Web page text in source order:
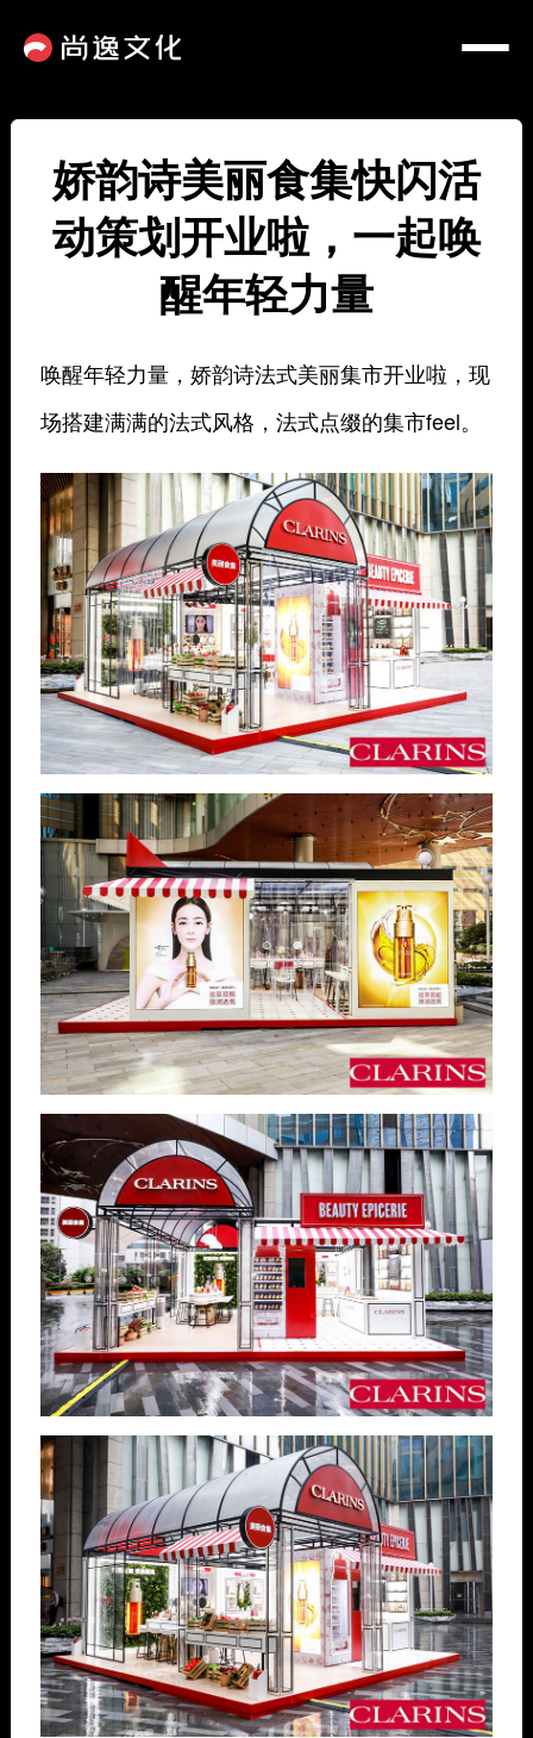
娇韵诗美丽食集快闪活
动策划开业啦，一起唤
醒年轻力量
唤醒年轻力量，娇韵诗法式美丽集市开业啦，现
场搭建满满的法式风格，法式点缀的集市feel。